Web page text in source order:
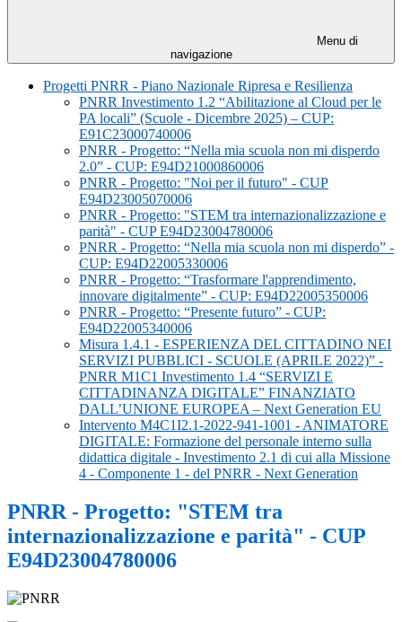
Menu di
navigazione
Progetti PNRR - Piano Nazionale Ripresa e Resilienza
PNRR Investimento 1.2 “Abilitazione al Cloud per le
PA locali” (Scuole - Dicembre 2025) – CUP:
E91C23000740006
PNRR - Progetto: “Nella mia scuola non mi disperdo
2.0” - CUP: E94D21000860006
PNRR - Progetto: "Noi per il futuro" - CUP
E94D23005070006
PNRR - Progetto: "STEM tra internazionalizzazione e
parità" - CUP E94D23004780006
PNRR - Progetto: “Nella mia scuola non mi disperdo” -
CUP: E94D22005330006
PNRR - Progetto: “Trasformare l'apprendimento,
innovare digitalmente” - CUP: E94D22005350006
PNRR - Progetto: “Presente futuro” - CUP:
E94D22005340006
Misura 1.4.1 - ESPERIENZA DEL CITTADINO NEI
SERVIZI PUBBLICI - SCUOLE (APRILE 2022)” -
PNRR M1C1 Investimento 1.4 “SERVIZI E
CITTADINANZA DIGITALE” FINANZIATO
DALL’UNIONE EUROPEA – Next Generation EU
Intervento M4C1I2.1-2022-941-1001 - ANIMATORE
DIGITALE: Formazione del personale interno sulla
didattica digitale - Investimento 2.1 di cui alla Missione
4 - Componente 1 - del PNRR - Next Generation
PNRR - Progetto: "STEM tra
internazionalizzazione e parità" - CUP
E94D23004780006